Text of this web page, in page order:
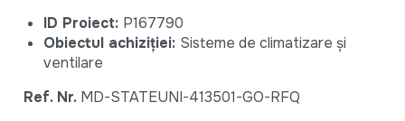
ID Proiect: P167790
Obiectul achiziției: Sisteme de climatizare și
ventilare
Ref. Nr. MD-STATEUNI-413501-GO-RFQ